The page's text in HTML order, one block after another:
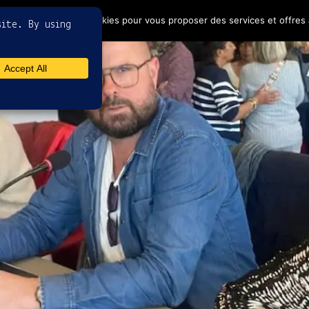
l'utilisation de cookies pour vous proposer des services et